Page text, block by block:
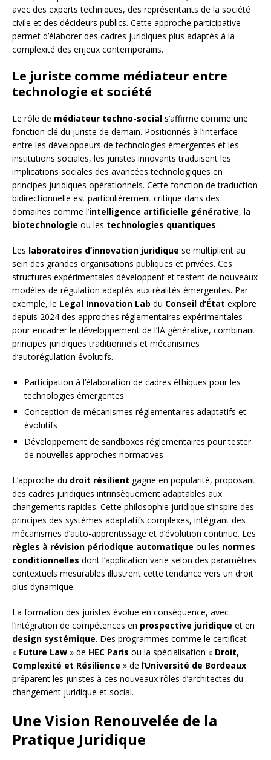
avec des experts techniques, des représentants de la société
civile et des décideurs publics. Cette approche participative
permet d’élaborer des cadres juridiques plus adaptés à la
complexité des enjeux contemporains.
Le juriste comme médiateur entre
technologie et société
Le rôle de médiateur techno-social s’affirme comme une
fonction clé du juriste de demain. Positionnés à l’interface
entre les développeurs de technologies émergentes et les
institutions sociales, les juristes innovants traduisent les
implications sociales des avancées technologiques en
principes juridiques opérationnels. Cette fonction de traduction
bidirectionnelle est particulièrement critique dans des
domaines comme l’intelligence artificielle générative, la
biotechnologie ou les technologies quantiques.
Les laboratoires d’innovation juridique se multiplient au
sein des grandes organisations publiques et privées. Ces
structures expérimentales développent et testent de nouveaux
modèles de régulation adaptés aux réalités émergentes. Par
exemple, le Legal Innovation Lab du Conseil d’État explore
depuis 2024 des approches réglementaires expérimentales
pour encadrer le développement de l’IA générative, combinant
principes juridiques traditionnels et mécanismes
d’autorégulation évolutifs.
Participation à l’élaboration de cadres éthiques pour les
technologies émergentes
Conception de mécanismes réglementaires adaptatifs et
évolutifs
Développement de sandboxes réglementaires pour tester
de nouvelles approches normatives
L’approche du droit résilient gagne en popularité, proposant
des cadres juridiques intrinsèquement adaptables aux
changements rapides. Cette philosophie juridique s’inspire des
principes des systèmes adaptatifs complexes, intégrant des
mécanismes d’auto-apprentissage et d’évolution continue. Les
règles à révision périodique automatique ou les normes
conditionnelles dont l’application varie selon des paramètres
contextuels mesurables illustrent cette tendance vers un droit
plus dynamique.
La formation des juristes évolue en conséquence, avec
l’intégration de compétences en prospective juridique et en
design systémique. Des programmes comme le certificat
« Future Law » de HEC Paris ou la spécialisation « Droit,
Complexité et Résilience » de l’Université de Bordeaux
préparent les juristes à ces nouveaux rôles d’architectes du
changement juridique et social.
Une Vision Renouvelée de la
Pratique Juridique